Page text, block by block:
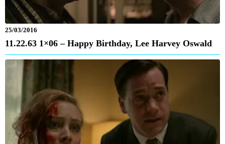
25/03/2016
11.22.63 1×06 – Happy Birthday, Lee Harvey Oswald